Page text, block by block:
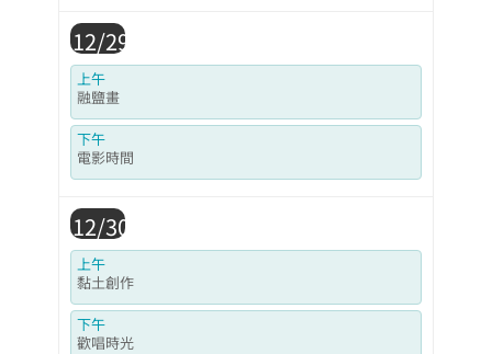
12/29
上午
融鹽畫
下午
電影時間
12/30
上午
黏土創作
下午
歡唱時光